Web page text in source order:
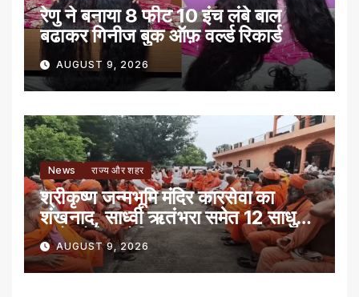
रेणु ने बनाया 8 फीट 10 इंच लंबे बाल
बढाकर गिनीज बुक ऑफ़ वर्ल्ड रिकार्ड
AUGUST 9, 2026
News राज्य और शहर
श्रीकृष्ण जन्मभूमि मंदिर कारसेवा का
शंखनाद, साध्वी ऋतंभरा समेत 12 साधु-
संतों को रेड नोटिस
AUGUST 9, 2026